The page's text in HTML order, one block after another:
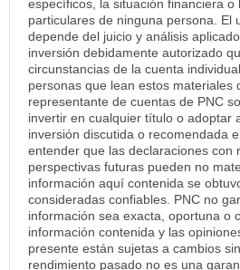
específicos, la situación financiera o
particulares de ninguna persona. El
depende del juicio y análisis
inversión debidamente autorizado
circunstancias de la cuenta
personas que lean estos materiales
representante de cuentas de PNC
invertir en cualquier título o adoptar
inversión discutida o recomendada
entender que las declaraciones con
perspectivas futuras pueden no
información aquí contenida se
consideradas confiables. PNC no
información sea exacta, oportuna o
información contenida y las
presente están sujetas a cambios
rendimiento pasado no es una